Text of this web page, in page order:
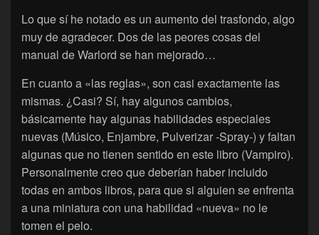
Lo que sí he notado es un aumento del trasfondo, algo
muy de agradecer. Dos de las peores cosas del
manual de Warlord se han mejorado…
En cuanto a «las reglas», son casi exactamente las
mismas. ¿Casi? Sí, hay algunos cambios,
básicamente hay algunas habilidades especiales
nuevas (Músico, Enjambre, Pulverizar -Spray-) y faltan
algunas que no tienen sentido en este libro (Vampiro).
Personalmente creo que deberían haber incluido
todas en ambos libros, para que si alguien se enfrenta
a una miniatura con una habilidad «nueva» no le
tomen el pelo.